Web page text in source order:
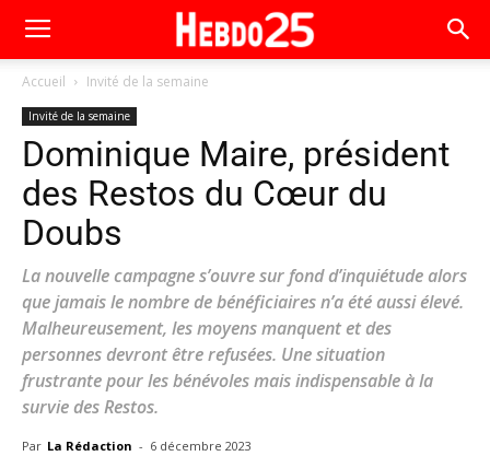
Accueil Invité de la semaine
Invité de la semaine
Dominique Maire, président
des Restos du Cœur du
Doubs
La nouvelle campagne s’ouvre sur fond d’inquiétude alors
que jamais le nombre de bénéficiaires n’a été aussi élevé.
Malheureusement, les moyens manquent et des
personnes devront être refusées. Une situation
frustrante pour les bénévoles mais indispensable à la
survie des Restos.
Par La Rédaction - 6 décembre 2023